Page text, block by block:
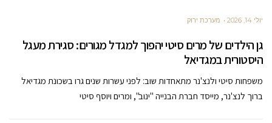
יולי 14, 2026 מערכת ירוק
גן הילדים של מרים סיטי יהפוך למגדל מגורים: סגירת מעגל
היסטורית במגדיאל
משפחות סיטי ולנצ'נר מתאחדות שוב: לפני עשרות שנים גרו בשכונת מגדיאל
ברוך לנצ'נר, מייסד חברת הבנייה "ינוב", ומרים ויוסף סיטי